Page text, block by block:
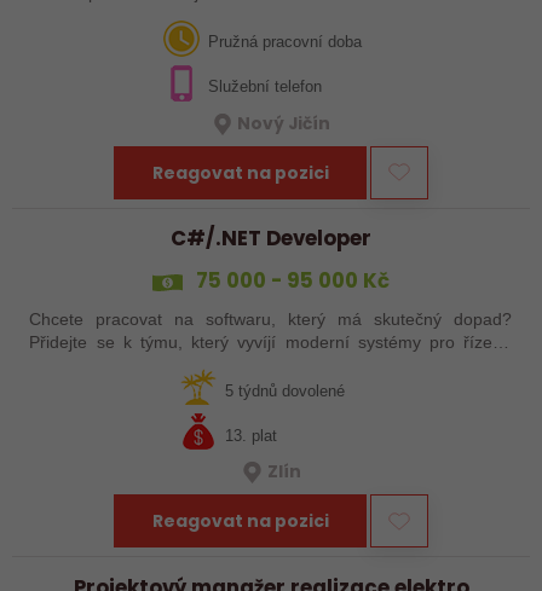
strojů, výrobních linek a…Pružná pracovní doba
Služební telefon
Nový Jičín
Reagovat na pozici
C#/.NET Developer
75 000 - 95 000 Kč
Chcete pracovat na softwaru, který má skutečný dopad?
Přidejte se k týmu, který vyvíjí moderní systémy pro řízení,
5 týdnů dovolené
13. plat
Zlín
Reagovat na pozici